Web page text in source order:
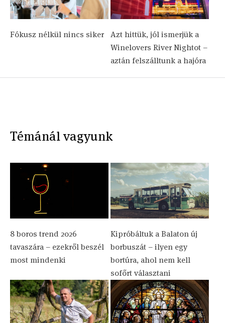
Fókusz nélkül nincs siker
Azt hittük, jól ismerjük a
Winelovers River Nightot –
aztán felszálltunk a hajóra
Témánál vagyunk
8 boros trend 2026
tavaszára – ezekről beszél
most mindenki
Kipróbáltuk a Balaton új
borbuszát – ilyen egy
bortúra, ahol nem kell
sofőrt választani